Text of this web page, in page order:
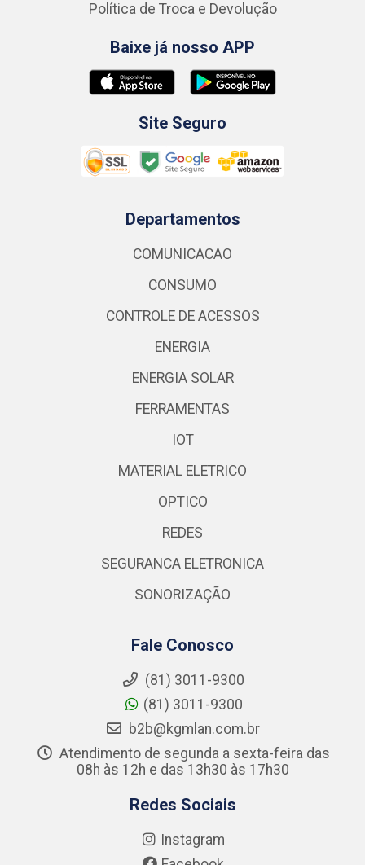
Política de Troca e Devolução
Baixe já nosso APP
Site Seguro
Departamentos
COMUNICACAO
CONSUMO
CONTROLE DE ACESSOS
ENERGIA
ENERGIA SOLAR
FERRAMENTAS
IOT
MATERIAL ELETRICO
OPTICO
REDES
SEGURANCA ELETRONICA
SONORIZAÇÃO
Fale Conosco
(81) 3011-9300
(81) 3011-9300
b2b@kgmlan.com.br
Atendimento de segunda a sexta-feira das
08h às 12h e das 13h30 às 17h30
Redes Sociais
Instagram